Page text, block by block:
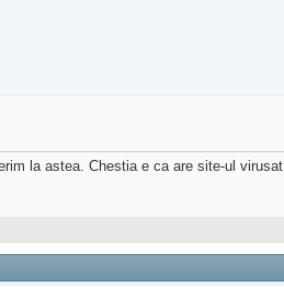
la astea. Chestia e ca are site-ul virusat